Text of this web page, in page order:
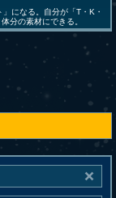
になる。自分が「T・K・
分の素材にできる。